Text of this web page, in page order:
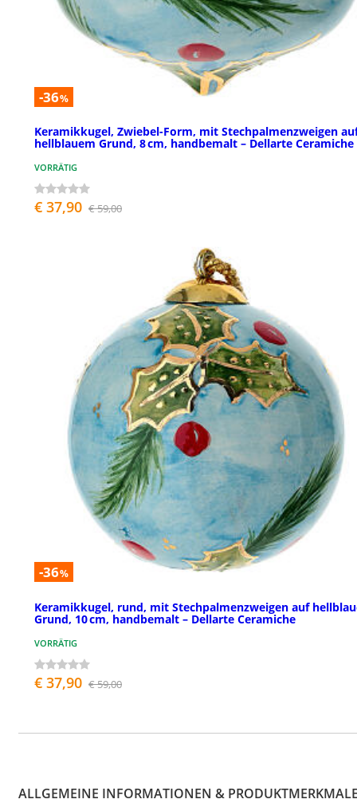
-36%
Keramikkugel, Zwiebel-Form, mit Stechpalmenzweigen
hellblauem Grund, 8 cm, handbemalt – Dellarte Ceramiche
VORRÄTIG
€ 37,90 € 59,00
-36%
Keramikkugel, rund, mit Stechpalmenzweigen auf
Grund, 10 cm, handbemalt – Dellarte Ceramiche
VORRÄTIG
€ 37,90 € 59,00
ALLGEMEINE INFORMATIONEN &